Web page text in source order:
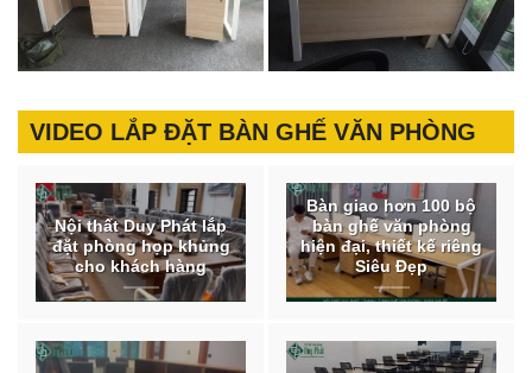
VIDEO LẮP ĐẶT BÀN GHẾ VĂN PHÒNG
Nội thất Duy Phát lắp
đặt phòng họp khủng
cho khách hàng
Bàn giao hơn 100 bộ
bàn ghế văn phòng
hiện đại, thiết kế riêng
Siêu Đẹp